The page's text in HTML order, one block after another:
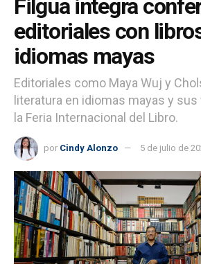
Filgua integra
editoriales con
idiomas mayas
Editoriales como Maya Wuj y
literatura en idiomas mayas y
la Feria Internacional del Libro.
por Cindy Alonzo 5 de julio de